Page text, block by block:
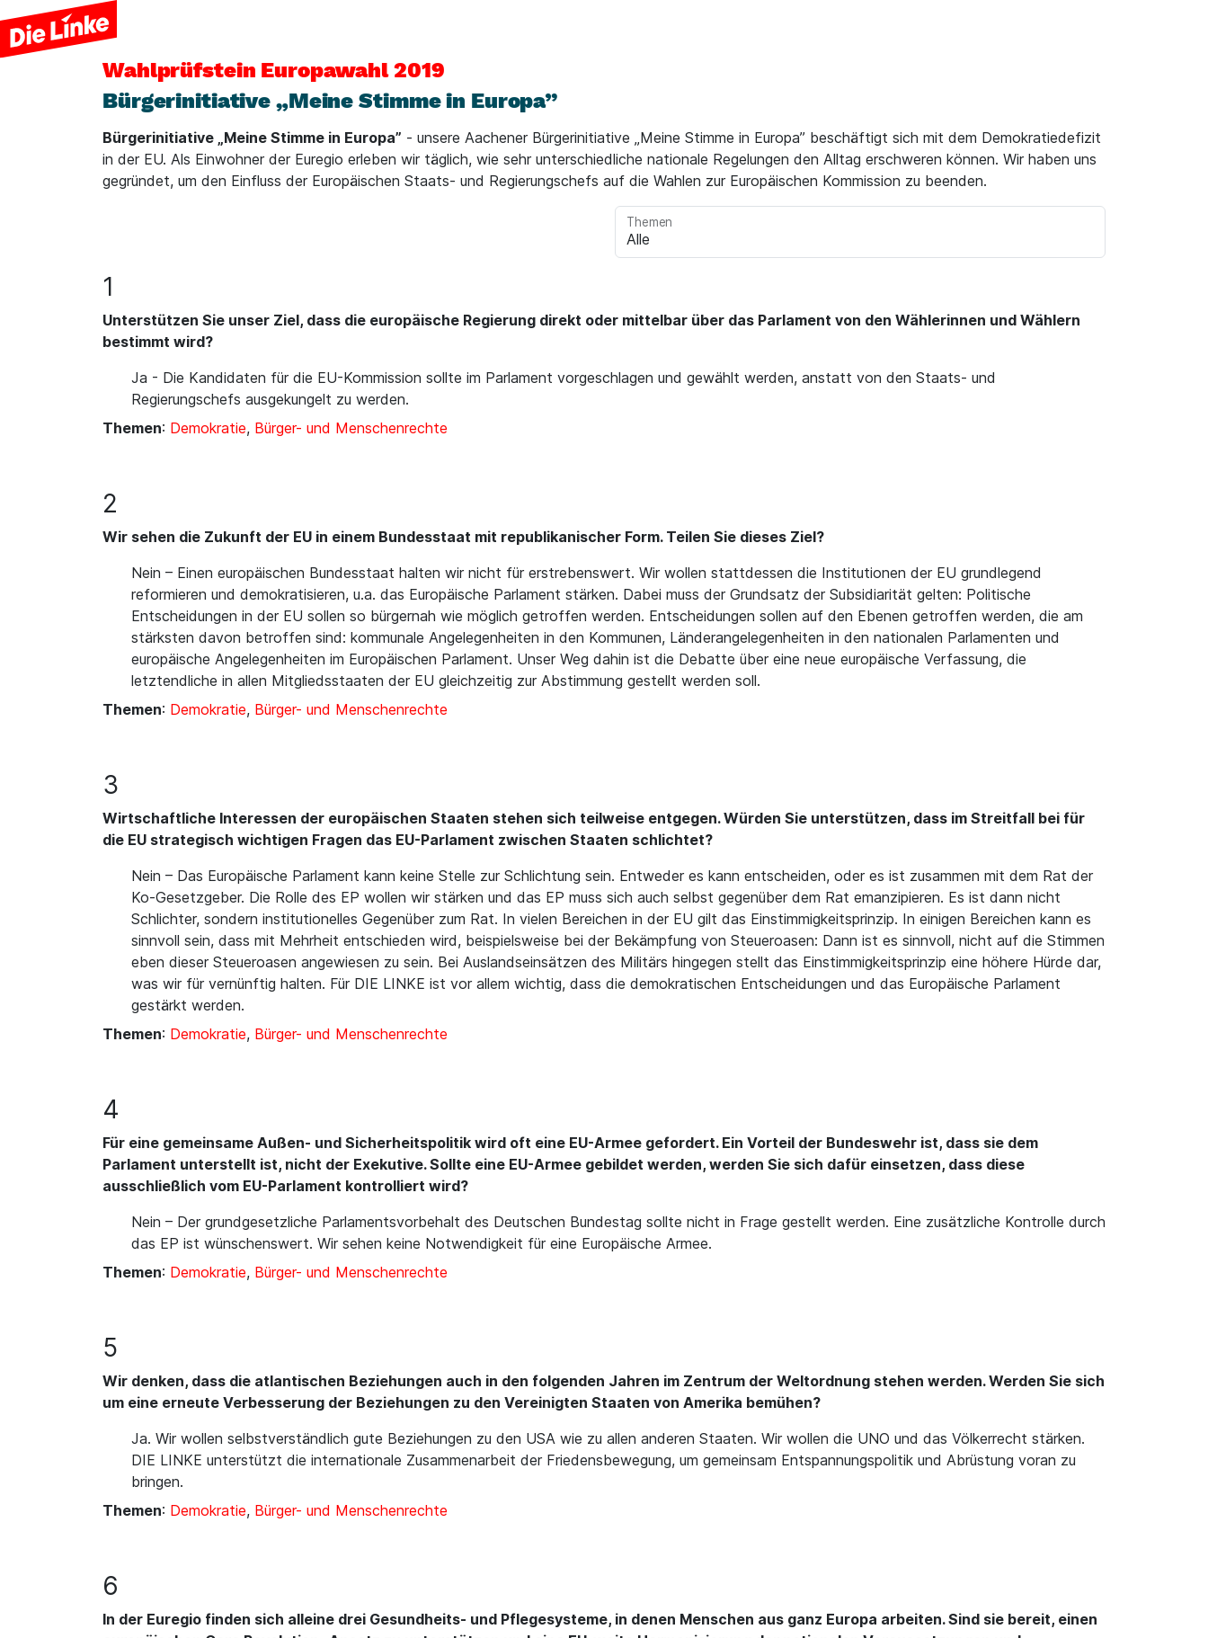
Wahlprüfstein Europawahl 2019
Bürgerinitiative „Meine Stimme in Europa”
Bürgerinitiative „Meine Stimme in Europa” - unsere Aachener Bürgerinitiative „Meine Stimme in Europa” beschäftigt sich mit dem Demokratiedefizit
in der EU. Als Einwohner der Euregio erleben wir täglich, wie sehr unterschiedliche nationale Regelungen den Alltag erschweren können. Wir haben uns
gegründet, um den Einfluss der Europäischen Staats- und Regierungschefs auf die Wahlen zur Europäischen Kommission zu beenden.
Themen
1
Unterstützen Sie unser Ziel, dass die europäische Regierung direkt oder mittelbar über das Parlament von den Wählerinnen und Wählern
bestimmt wird?
Ja - Die Kandidaten für die EU-Kommission sollte im Parlament vorgeschlagen und gewählt werden, anstatt von den Staats- und
Regierungschefs ausgekungelt zu werden.
Themen: Demokratie, Bürger- und Menschenrechte
2
Wir sehen die Zukunft der EU in einem Bundesstaat mit republikanischer Form. Teilen Sie dieses Ziel?
Nein – Einen europäischen Bundesstaat halten wir nicht für erstrebenswert. Wir wollen stattdessen die Institutionen der EU grundlegend
reformieren und demokratisieren, u.a. das Europäische Parlament stärken. Dabei muss der Grundsatz der Subsidiarität gelten: Politische
Entscheidungen in der EU sollen so bürgernah wie möglich getroffen werden. Entscheidungen sollen auf den Ebenen getroffen werden, die am
stärksten davon betroffen sind: kommunale Angelegenheiten in den Kommunen, Länderangelegenheiten in den nationalen Parlamenten und
europäische Angelegenheiten im Europäischen Parlament. Unser Weg dahin ist die Debatte über eine neue europäische Verfassung, die
letztendliche in allen Mitgliedsstaaten der EU gleichzeitig zur Abstimmung gestellt werden soll.
Themen: Demokratie, Bürger- und Menschenrechte
3
Wirtschaftliche Interessen der europäischen Staaten stehen sich teilweise entgegen. Würden Sie unterstützen, dass im Streitfall bei für
die EU strategisch wichtigen Fragen das EU-Parlament zwischen Staaten schlichtet?
Nein – Das Europäische Parlament kann keine Stelle zur Schlichtung sein. Entweder es kann entscheiden, oder es ist zusammen mit dem Rat der
Ko-Gesetzgeber. Die Rolle des EP wollen wir stärken und das EP muss sich auch selbst gegenüber dem Rat emanzipieren. Es ist dann nicht
Schlichter, sondern institutionelles Gegenüber zum Rat. In vielen Bereichen in der EU gilt das Einstimmigkeitsprinzip. In einigen Bereichen kann es
sinnvoll sein, dass mit Mehrheit entschieden wird, beispielsweise bei der Bekämpfung von Steueroasen: Dann ist es sinnvoll, nicht auf die Stimmen
eben dieser Steueroasen angewiesen zu sein. Bei Auslandseinsätzen des Militärs hingegen stellt das Einstimmigkeitsprinzip eine höhere Hürde dar,
was wir für vernünftig halten. Für DIE LINKE ist vor allem wichtig, dass die demokratischen Entscheidungen und das Europäische Parlament
gestärkt werden.
Themen: Demokratie, Bürger- und Menschenrechte
4
Für eine gemeinsame Außen- und Sicherheitspolitik wird oft eine EU-Armee gefordert. Ein Vorteil der Bundeswehr ist, dass sie dem
Parlament unterstellt ist, nicht der Exekutive. Sollte eine EU-Armee gebildet werden, werden Sie sich dafür einsetzen, dass diese
ausschließlich vom EU-Parlament kontrolliert wird?
Nein – Der grundgesetzliche Parlamentsvorbehalt des Deutschen Bundestag sollte nicht in Frage gestellt werden. Eine zusätzliche Kontrolle durch
das EP ist wünschenswert. Wir sehen keine Notwendigkeit für eine Europäische Armee.
Themen: Demokratie, Bürger- und Menschenrechte
5
Wir denken, dass die atlantischen Beziehungen auch in den folgenden Jahren im Zentrum der Weltordnung stehen werden. Werden Sie sich
um eine erneute Verbesserung der Beziehungen zu den Vereinigten Staaten von Amerika bemühen?
Ja. Wir wollen selbstverständlich gute Beziehungen zu den USA wie zu allen anderen Staaten. Wir wollen die UNO und das Völkerrecht stärken.
DIE LINKE unterstützt die internationale Zusammenarbeit der Friedensbewegung, um gemeinsam Entspannungspolitik und Abrüstung voran zu
bringen.
Themen: Demokratie, Bürger- und Menschenrechte
6
In der Euregio finden sich alleine drei Gesundheits- und Pflegesysteme, in denen Menschen aus ganz Europa arbeiten. Sind sie bereit, einen